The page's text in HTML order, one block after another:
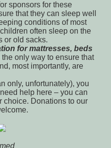
sponsors for these
that they can sleep well
conditions of most
often sleep on the
or old sacks.
for mattresses, beds
the only way to ensure that
most importantly, are
only, unfortunately), you
help here – you can
choice. Donations to our